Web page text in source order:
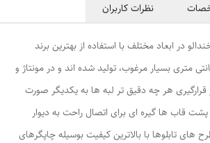
نظرات کاربران
در ابعاد مختلف با استفاده از بهترین برند
متری بسیار مرغوب، تولید شده اند و در مونتاژ و
هر چه دقیق تر لبه ها به یکدیگر صورت
قاب ها گیره ای برای اتصال راحت به دیوار
تابلوها با بالاترین کیفیت بوسیله چاپگرهای